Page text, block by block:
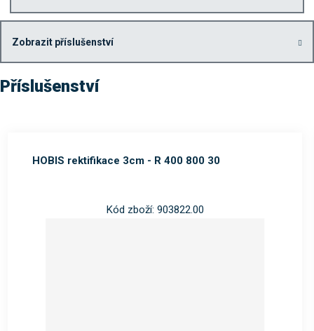
Zobrazit příslušenství
Příslušenství
HOBIS rektifikace 3cm - R 400 800 30
Kód zboží: 903822.00